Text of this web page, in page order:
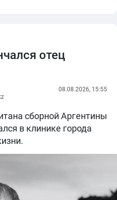
отец
08.08.2026, 15:55
сборной Аргентины
в клинике города